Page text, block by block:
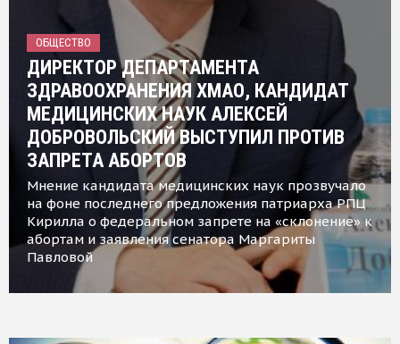
ОБЩЕСТВО
ДИРЕКТОР ДЕПАРТАМЕНТА
ЗДРАВООХРАНЕНИЯ ХМАО, КАНДИДАТ
МЕДИЦИНСКИХ НАУК АЛЕКСЕЙ
ДОБРОВОЛЬСКИЙ ВЫСТУПИЛ ПРОТИВ
ЗАПРЕТА АБОРТОВ
Мнение кандидата медицинских наук прозвучало
на фоне последнего предложения патриарха РПЦ
Кирилла о федеральном запрете на «склонение» к
абортам и заявления сенатора Маргариты
Павловой